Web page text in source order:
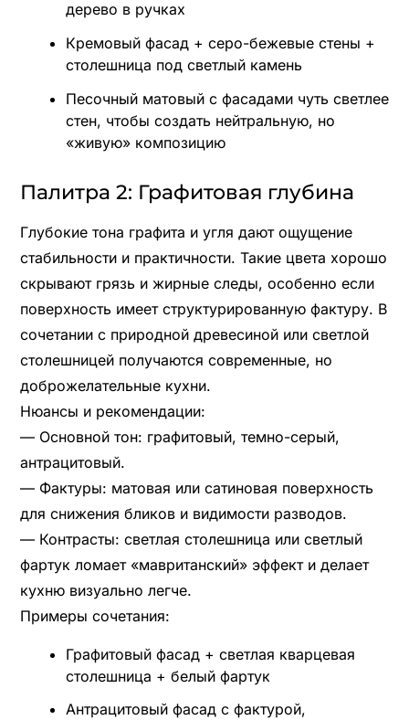
дерево в ручках
Кремовый фасад + серо-бежевые стены +
столешница под светлый камень
Песочный матовый с фасадами чуть светлее
стен, чтобы создать нейтральную, но
«живую» композицию
Палитра 2: Графитовая глубина
Глубокие тона графита и угля дают ощущение
стабильности и практичности. Такие цвета хорошо
скрывают грязь и жирные следы, особенно если
поверхность имеет структурированную фактуру. В
сочетании с природной древесиной или светлой
столешницей получаются современные, но
доброжелательные кухни.
Нюансы и рекомендации:
— Основной тон: графитовый, темно-серый,
антрацитовый.
— Фактуры: матовая или сатиновая поверхность
для снижения бликов и видимости разводов.
— Контрасты: светлая столешница или светлый
фартук ломает «мавританский» эффект и делает
кухню визуально легче.
Примеры сочетания:
Графитовый фасад + светлая кварцевая
столешница + белый фартук
Антрацитовый фасад с фактурой,